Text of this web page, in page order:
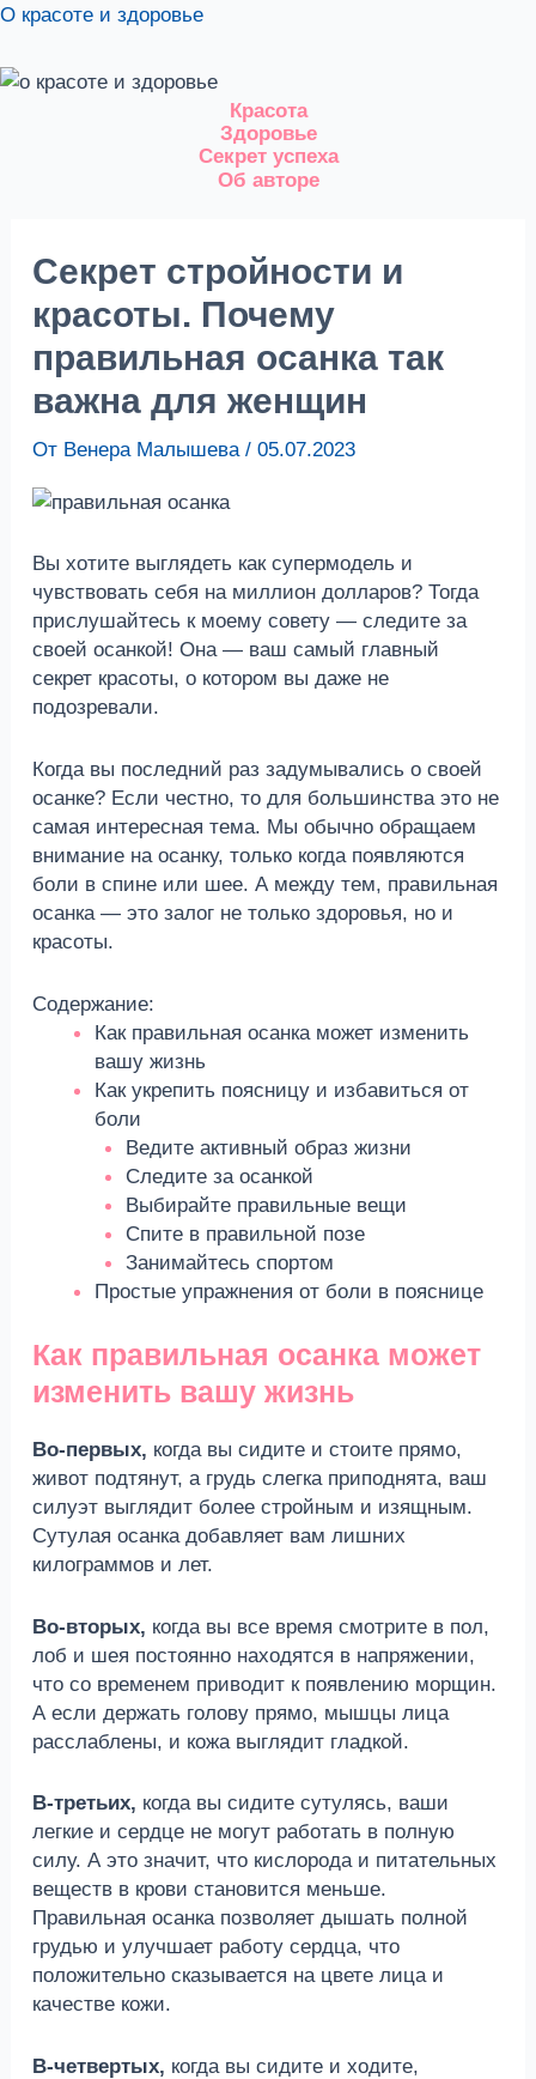
Перейти
содержимому
О красоте и здоровье
Красота
Здоровье
Секрет успеха
Об авторе
Секрет стройности и
красоты. Почему
правильная осанка так
важна для женщин
От Венера Малышева / 05.07.2023
Вы хотите выглядеть как супермодель и
чувствовать себя на миллион долларов? Тогда
прислушайтесь к моему совету — следите за
своей осанкой! Она — ваш самый главный
секрет красоты, о котором вы даже не
подозревали.
Когда вы последний раз задумывались о своей
осанке? Если честно, то для большинства это не
самая интересная тема. Мы обычно обращаем
внимание на осанку, только когда появляются
боли в спине или шее. А между тем, правильная
осанка — это залог не только здоровья, но и
красоты.
Содержание:
Как правильная осанка может изменить
вашу жизнь
Как укрепить поясницу и избавиться от
боли
Ведите активный образ жизни
Следите за осанкой
Выбирайте правильные вещи
Спите в правильной позе
Занимайтесь спортом
Простые упражнения от боли в пояснице
Как правильная осанка может
изменить вашу жизнь
Во-первых, когда вы сидите и стоите прямо,
живот подтянут, а грудь слегка приподнята, ваш
силуэт выглядит более стройным и изящным.
Сутулая осанка добавляет вам лишних
килограммов и лет.
Во-вторых, когда вы все время смотрите в пол,
лоб и шея постоянно находятся в напряжении,
что со временем приводит к появлению морщин.
А если держать голову прямо, мышцы лица
расслаблены, и кожа выглядит гладкой.
В-третьих, когда вы сидите сутулясь, ваши
легкие и сердце не могут работать в полную
силу. А это значит, что кислорода и питательных
веществ в крови становится меньше.
Правильная осанка позволяет дышать полной
грудью и улучшает работу сердца, что
положительно сказывается на цвете лица и
качестве кожи.
В-четвертых, когда вы сидите и ходите,